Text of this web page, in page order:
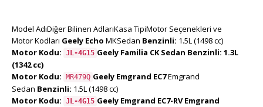
Model AdıDiğer Bilinen AdlarıKasa TipiMotor Seçenekleri ve
Motor Kodları Geely Echo MKSedan Benzinli: 1.5L (1498 cc)
Motor Kodu: JL-4G15 Geely Familia CK Sedan Benzinli: 1.3L
(1342 cc)
Motor Kodu:
MR479Q Geely Emgrand EC7Emgrand
Sedan Benzinli: 1.5L (1498 cc)
Motor Kodu: JL-4G15 Geely Emgrand EC7-RVEmgrand